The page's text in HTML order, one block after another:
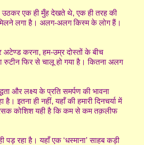
उठकर एक ही मुँह देखते थे, एक ही तरह की
लगा है। अलग-अलग किस्म के लोग हैं।
अटेण्ड करना, हम-उम्र दोस्तों के बीच
फिर से चालू हो गया है। कितना अलग
और लक्ष्य के प्रति समर्पण की भावना
इतना ही नहीं, यहाँ की हमारी दिनचर्या में
भरसक कोशिश यही है कि कम से कम तक़लीफ
रहा है। यहाँ एक ‘धस्माना’ साहब कड़ी